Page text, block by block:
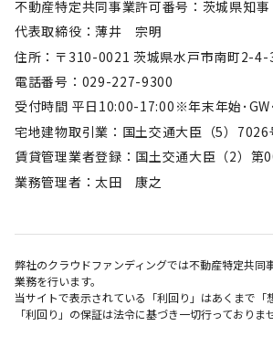
不動産特定共同事業許可番号：茨城県知事
代表取締役：薄井 宗明
住所：〒310-0021 茨城県水戸市南町2-4-
電話番号：029-227-9300
受付時間 平日10:00-17:00※年末年始･GW
宅地建物取引業：国土交通大臣（5）7026
賃貸管理業者登録：国土交通大臣（2）第
業務管理者：太田 康之
弊社のクラウドファンディングでは不動産特定共同
業務を行います。
当サイトで表示されている「利回り」はあくまで「
「利回り」の保証は法令に基づき一切行っておりま